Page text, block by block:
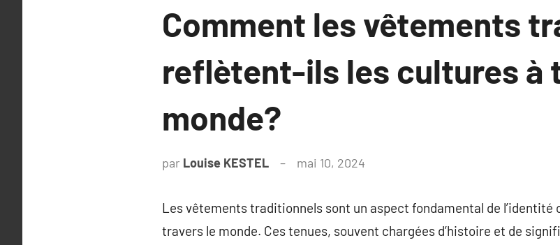
Comment les vêtements
reflètent-ils les cultures à
monde?
par Louise KESTEL mai 10, 2024
Les vêtements traditionnels sont un aspect fondamental de l’identité
travers le monde. Ces tenues, souvent chargées d’histoire et de